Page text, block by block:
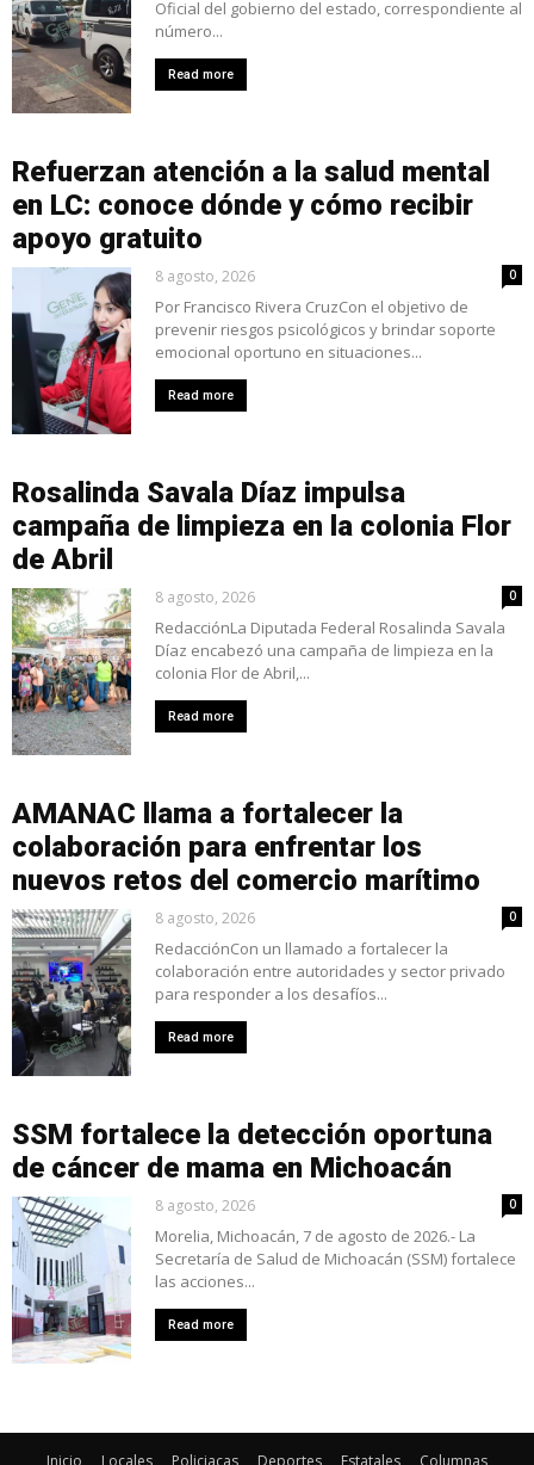
Oficial del gobierno del estado, correspondiente al
número...
Read more
Refuerzan atención a la salud mental
en LC: conoce dónde y cómo recibir
apoyo gratuito
8 agosto, 2026 0
Por Francisco Rivera CruzCon el objetivo de
prevenir riesgos psicológicos y brindar soporte
emocional oportuno en situaciones...
Read more
Rosalinda Savala Díaz impulsa
campaña de limpieza en la colonia Flor
de Abril
8 agosto, 2026 0
RedacciónLa Diputada Federal Rosalinda Savala
Díaz encabezó una campaña de limpieza en la
colonia Flor de Abril,...
Read more
AMANAC llama a fortalecer la
colaboración para enfrentar los
nuevos retos del comercio marítimo
8 agosto, 2026 0
RedacciónCon un llamado a fortalecer la
colaboración entre autoridades y sector privado
para responder a los desafíos...
Read more
SSM fortalece la detección oportuna
de cáncer de mama en Michoacán
8 agosto, 2026 0
Morelia, Michoacán, 7 de agosto de 2026.- La
Secretaría de Salud de Michoacán (SSM) fortalece
las acciones...
Read more
Inicio Locales Policiacas Deportes Estatales Columnas